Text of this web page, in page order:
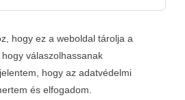
hogy ez a weboldal tárolja a
válaszolhassanak
hogy az adatvédelmi
és elfogadom.